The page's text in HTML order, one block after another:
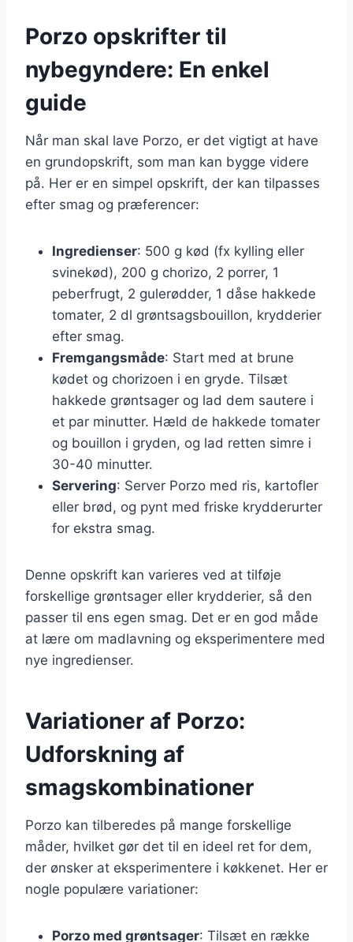
Porzo opskrifter til
nybegyndere: En enkel
guide
Når man skal lave Porzo, er det vigtigt at have
en grundopskrift, som man kan bygge videre
på. Her er en simpel opskrift, der kan tilpasses
efter smag og præferencer:
Ingredienser: 500 g kød (fx kylling eller
svinekød), 200 g chorizo, 2 porrer, 1
peberfrugt, 2 gulerødder, 1 dåse hakkede
tomater, 2 dl grøntsagsbouillon, krydderier
efter smag.
Fremgangsmåde: Start med at brune
kødet og chorizoen i en gryde. Tilsæt
hakkede grøntsager og lad dem sautere i
et par minutter. Hæld de hakkede tomater
og bouillon i gryden, og lad retten simre i
30-40 minutter.
Servering: Server Porzo med ris, kartofler
eller brød, og pynt med friske krydderurter
for ekstra smag.
Denne opskrift kan varieres ved at tilføje
forskellige grøntsager eller krydderier, så den
passer til ens egen smag. Det er en god måde
at lære om madlavning og eksperimentere med
nye ingredienser.
Variationer af Porzo:
Udforskning af
smagskombinationer
Porzo kan tilberedes på mange forskellige
måder, hvilket gør det til en ideel ret for dem,
der ønsker at eksperimentere i køkkenet. Her er
nogle populære variationer:
Porzo med grøntsager: Tilsæt en række